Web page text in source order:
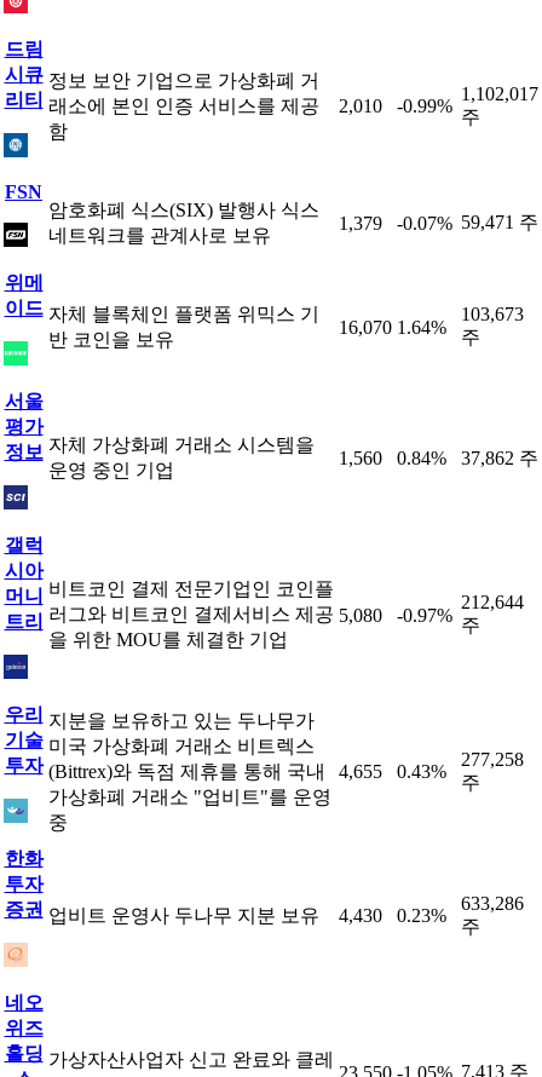
드림
시큐
리티
정보 보안 기업으로 가상화폐 거
래소에 본인 인증 서비스를 제공
함
2,010 -0.99%
1,102,017
주
FSN
암호화폐 식스(SIX) 발행사 식스
네트워크를 관계사로 보유
1,379 -0.07% 59,471 주
위메
이드 자체 블록체인 플랫폼 위믹스 기
반 코인을 보유
16,070 1.64%
103,673
주
서울
평가
정보 자체 가상화폐 거래소 시스템을
운영 중인 기업
1,560 0.84% 37,862 주
갤럭
시아
머니
트리
비트코인 결제 전문기업인 코인플
러그와 비트코인 결제서비스 제공
을 위한 MOU를 체결한 기업
5,080 -0.97%
212,644
주
우리
기술
투자
지분을 보유하고 있는 두나무가
미국 가상화폐 거래소 비트렉스
(Bittrex)와 독점 제휴를 통해 국내
가상화폐 거래소 "업비트"를 운영
중
4,655 0.43%
277,258
주
한화
투자
증권 업비트 운영사 두나무 지분 보유 4,430 0.23%
633,286
주
네오
위즈
홀딩 가상자산사업자 신고 완료와 클레
23,550 -1.05% 7,413 주